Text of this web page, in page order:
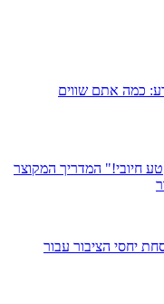
כמה אתם שווים
בחדשות 12 – ולא בקטע חיובי!" המדריך המקוצר
יחסי הציבור עבור